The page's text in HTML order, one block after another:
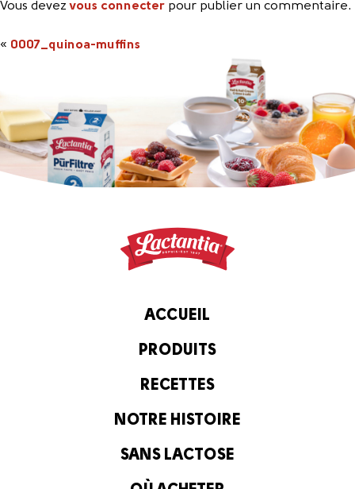
Vous devezvous connecter pour publier un commentaire.
« 0007_quinoa-muffins
ACCUEIL
PRODUITS
RECETTES
NOTRE HISTOIRE
SANS LACTOSE